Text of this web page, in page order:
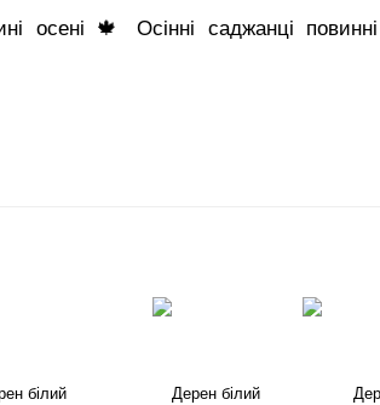
осені 🍁 Осінні саджанці повинні